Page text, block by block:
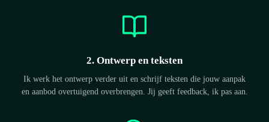
2. Ontwerp en teksten
Ik werk het ontwerp verder uit en schrijf teksten die jouw aanpak
en aanbod overtuigend overbrengen. Jij geeft feedback, ik pas aan.